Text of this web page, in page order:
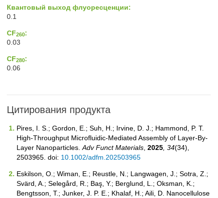
Квантовый выход флуоресценции:
0.1
CF260:
0.03
CF280:
0.06
Цитирования продукта
Pires, I. S.; Gordon, E.; Suh, H.; Irvine, D. J.; Hammond, P. T.
High‐Throughput Microfluidic‐Mediated Assembly of Layer‐By‐
Layer Nanoparticles.Adv Funct Materials, 2025, 34(34),
2503965. doi: 10.1002/adfm.202503965
Eskilson, O.; Wiman, E.; Reustle, N.; Langwagen, J.; Sotra, Z.;
Svärd, A.; Selegård, R.; Baş, Y.; Berglund, L.; Oksman, K.;
Bengtsson, T.; Junker, J. P. E.; Khalaf, H.; Aili, D. Nanocellulose